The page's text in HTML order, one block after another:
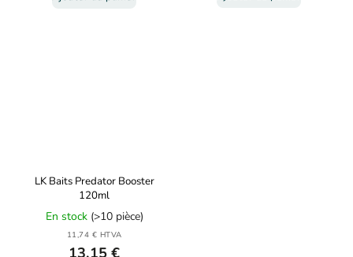
LK Baits Predator Booster
120ml
En stock (>10 pièce)
11,74 € HTVA
13,15 €